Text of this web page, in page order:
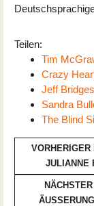
Teilen:
Tim
Crazy
Jeff Bridges
Sandra
The Blind
VORHERIGER
JULIANNE